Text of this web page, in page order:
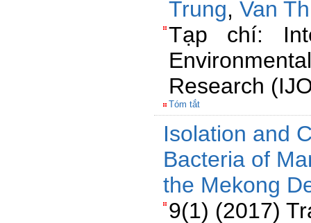
Trung, Van
Tạp chí:
Research
Tóm tắt
Isolation and
Bacteria of
the Mekong
9(1) (2017)